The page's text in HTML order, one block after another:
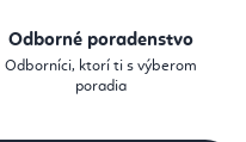
Odborné poradenstvo
Odborníci, ktorí ti s výberom
poradia